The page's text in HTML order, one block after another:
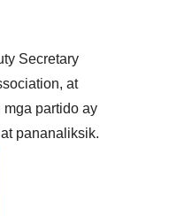
Secretary
at
partido ay
pananaliksik.